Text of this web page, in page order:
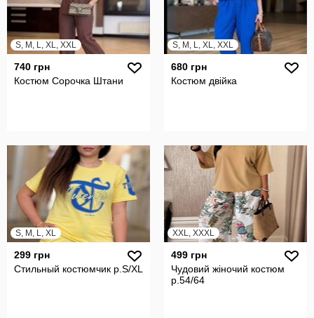
S, M, L, XL, XXL
740 грн
Костюм Сорочка Штани
S, M, L, XL, XXL
680 грн
Костюм двійка
S, M, L, XL
299 грн
Стильный костюмчик р.S/XL
XXL, XXXL
499 грн
Чудовий жіночий костюм
р.54/64